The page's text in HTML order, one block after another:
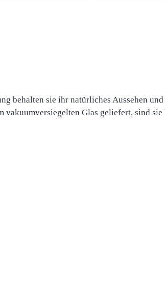
behalten sie ihr natürliches Aussehen
vakuumversiegelten Glas geliefert, sind sie